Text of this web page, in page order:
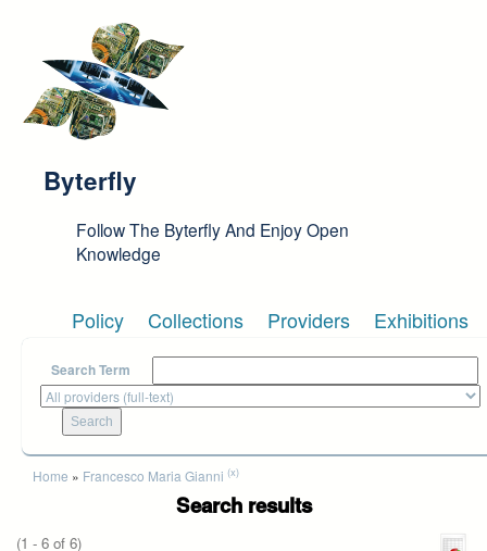
Byterfly
Follow The Byterfly And Enjoy Open
Knowledge
Policy Collections Providers Exhibitions
Search Term
You are here
Home » Francesco Maria Gianni (x)
Search results
(1 - 6 of 6)